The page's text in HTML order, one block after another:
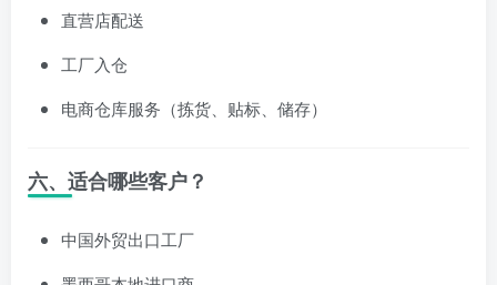
直营店配送
工厂入仓
电商仓库服务（拣货、贴标、储存）
六、适合哪些客户？
中国外贸出口工厂